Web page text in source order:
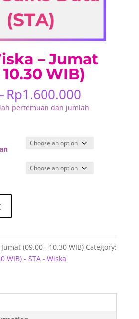
– Jumat
WIB)
Rp1.600.000Price
range:
Rp80.000
pertemuan dan jumlah
(09.00 - 10.30 WIB) Category:
WIB) - STA - Wiska